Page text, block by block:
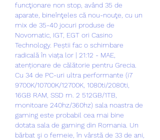
funcţionare non stop, având 35 de
aparate, bineînţeles că nou-nouţe, cu un
mix de 35-40 jocuri produse de
Novomatic, IGT, EGT ori Casino
Technology. Peștii fac o schimbare
radicală în viața lor | 21:12 - MAE,
atenționare de călătorie pentru Grecia.
Cu 34 de PC-uri ultra performante (i7
9700K/10700K/12700K, 1080ti/2080ti,
16GB RAM, SSD m. 2 512GB/1TB,
monitoare 240hz/360hz) sala noastra de
gaming este probabil cea mai bine
dotata sala de gaming din Romania. Un
bărbat şi o femeie, în vârstă de 33 de ani,